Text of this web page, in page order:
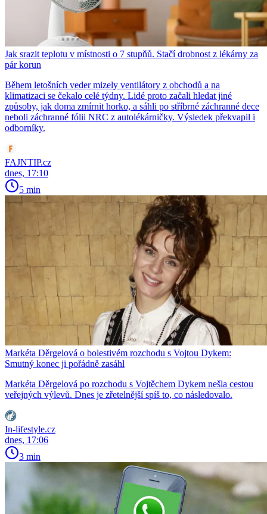
Jak srazit teplotu v místnosti o 7 stupňů. Stačí drobnost z lékárny za
pár korun
Během letošních veder mizely ventilátory z obchodů a na
klimatizaci se čekalo celé týdny. Lidé proto začali hledat jiné
způsoby, jak doma zmírnit horko, a sáhli po stříbrné záchranné dece
neboli záchranné fólii NRC z autolékárničky. Výsledek překvapil i
odborníky.
FAJNTIP.cz
dnes, 17:10
5 min
Markéta Děrgelová o bolestivém rozchodu s Vojtou Dykem:
Smutný konec ji pořádně zasáhl
Markéta Děrgelová po rozchodu s Vojtěchem Dykem nešla cestou
veřejných výlevů. Dnes je zřetelnější spíš to, co následovalo.
In-lifestyle.cz
dnes, 17:06
3 min